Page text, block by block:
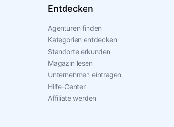
Entdecken
Agenturen finden
Kategorien entdecken
Standorte erkunden
Magazin lesen
Unternehmen eintragen
Hilfe-Center
Affiliate werden